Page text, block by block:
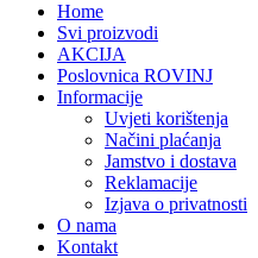
Home
Svi proizvodi
AKCIJA
Poslovnica ROVINJ
Informacije
Uvjeti korištenja
Načini plaćanja
Jamstvo i dostava
Reklamacije
Izjava o privatnosti
O nama
Kontakt